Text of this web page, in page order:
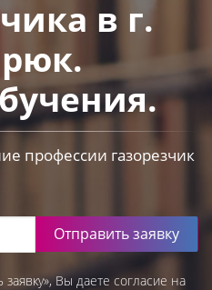
в г.
профессии газорезчик
Отправить заявку
Вы даете согласие на